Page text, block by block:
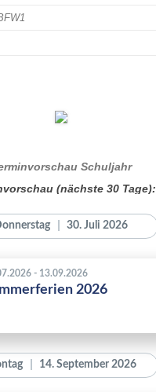
Schuljahr
(nächste 30 Tage):